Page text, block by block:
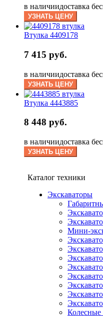
в наличиидоставка
УЗНАТЬ ЦЕНУ
Втулка 4409178
7 415 руб.
в наличиидоставка
УЗНАТЬ ЦЕНУ
Втулка 4443885
8 448 руб.
в наличиидоставка
УЗНАТЬ ЦЕНУ
Каталог техники
Экскаваторы
Мини-
Колесные